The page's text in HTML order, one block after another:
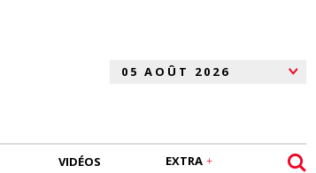
VIDÉOS EXTRA